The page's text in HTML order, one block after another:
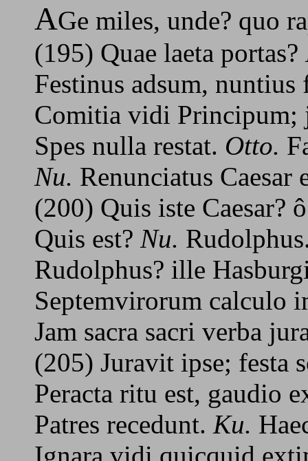
AGe miles, unde? quo
(195) Quae laeta portas?
Festinus adsum, nuntius
Comitia vidi Principum;
Spes nulla restat. Otto.
Nu. Renunciatus Caesar
(200) Quis iste Caesar?
Quis est? Nu.
Rudolphus? ille
Septemvirorum calculo
Jam sacra sacri verba
(205) Juravit ipse; festa
Peracta ritu est, gaudio
Patres recedunt. Ku.